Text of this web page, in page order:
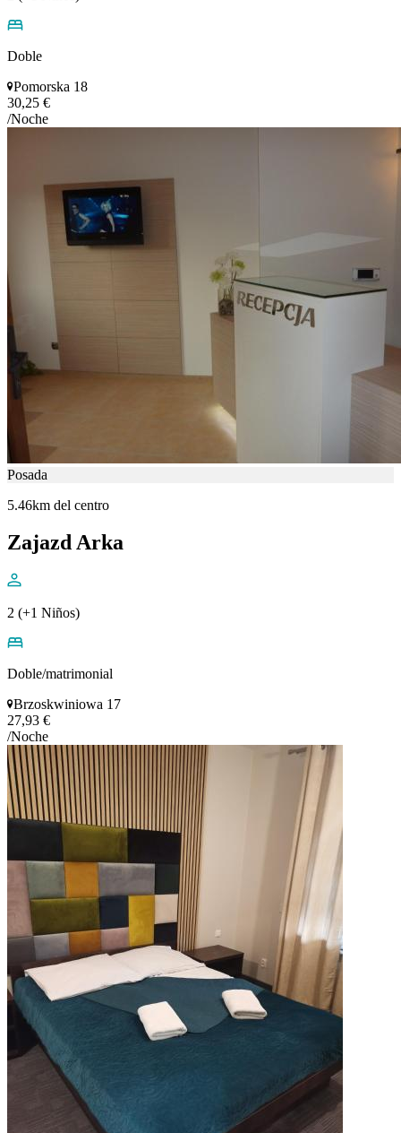
Doble
Pomorska 18
30,25 €
/Noche
Posada
5.46km del centro
Zajazd Arka
2 (+1 Niños)
Doble/matrimonial
Brzoskwiniowa 17
27,93 €
/Noche